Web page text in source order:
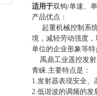
适用于双钩/单速、
产品优点：
起重机械控制系统
境，减轻劳动强度
单位的企业形象等
禹鼎工业遥控发射
青睐.主要特点是：
1.发射器表现安全、
2.低谐波的调频的发